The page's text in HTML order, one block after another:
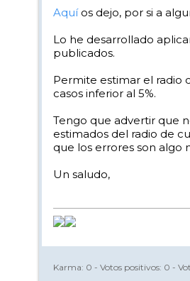
Aquíos dejo, por si a
Lo he desarrollado
publicados.
Permite estimar el radio
casos inferior al 5%.
Tengo que advertir que
estimados del radio de
que los errores son algo
Un saludo,
Karma: 0 - Votos positivos: 0 -